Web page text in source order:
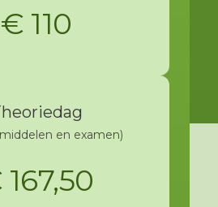
€ 110
en examen)